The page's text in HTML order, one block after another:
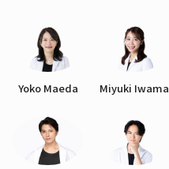
Yoko Maeda Miyuki Iwama